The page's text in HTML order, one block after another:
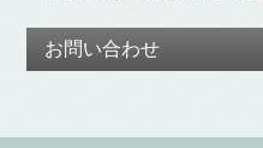
お問い合わせ